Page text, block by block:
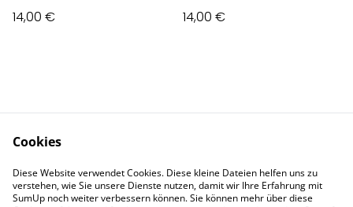
14,00 €
14,00 €
Privacy Policy
Cookie Policy
Impressum
Cookies
Diese Website verwendet Cookies. Diese kleine Dateien helfen uns zu
verstehen, wie Sie unsere Dienste nutzen, damit wir Ihre Erfahrung mit
SumUp noch weiter verbessern können. Sie können mehr über diese